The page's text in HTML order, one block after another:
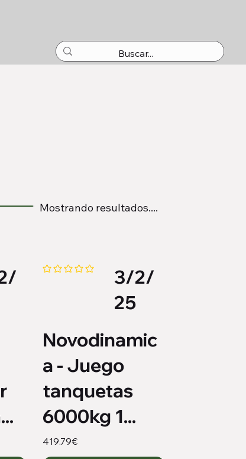
Mostrando resultados....
4.6 de 5 Aún no hay calificaciones
3/2/
25
Novodinamic
a - Juego
tanquetas
6000kg 1...
419.79€